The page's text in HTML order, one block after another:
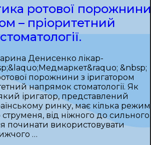
ротової порожнини
– пріоритетний
Денисенко лікар-
&nbsp;
порожнини з іригатором
напрямок стоматології. Як
іригатор, представлений
ринку, має кілька
від ніжного до сильного.
починати використовувати
…